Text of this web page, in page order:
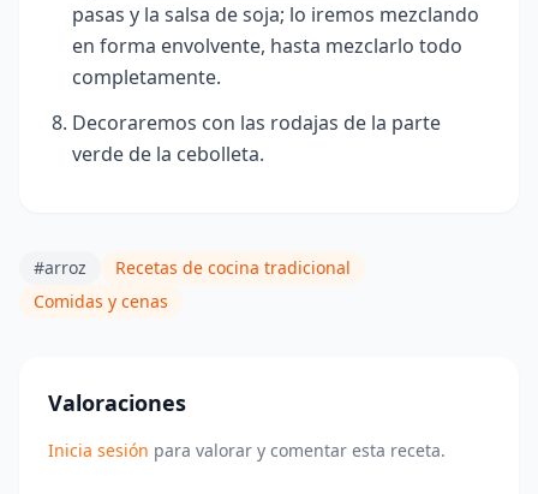
pasas y la salsa de soja; lo iremos mezclando
en forma envolvente, hasta mezclarlo todo
completamente.
Decoraremos con las rodajas de la parte
verde de la cebolleta.
#arroz
Recetas de cocina tradicional
Comidas y cenas
Valoraciones
Inicia sesión para valorar y comentar esta receta.